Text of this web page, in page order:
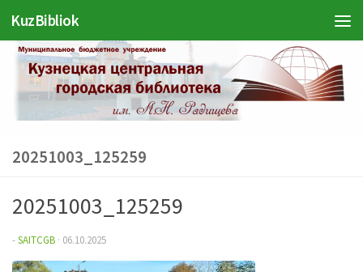
Перейти к содержимому
KuzBibliok
20251003_125259
20251003_125259
-SAITCGB · 06.10.2025